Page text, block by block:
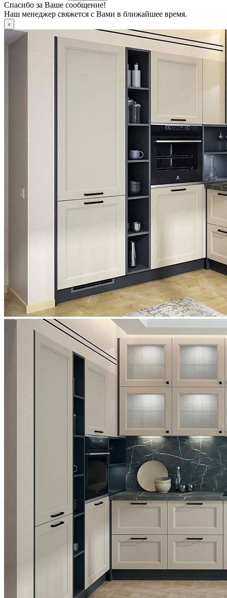
Спасибо за Ваше сообщение!
Наш менеджер свяжется с Вами в ближайшее время.